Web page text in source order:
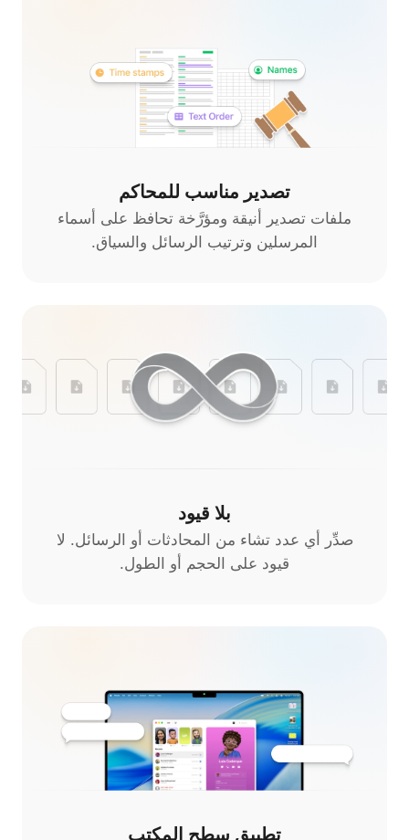
تصدير مناسب للمحاكم
ملفات تصدير أنيقة ومؤرَّخة تحافظ على أسماء
المرسلين وترتيب الرسائل والسياق.
بلا قيود
صدِّر أي عدد تشاء من المحادثات أو الرسائل. لا
قيود على الحجم أو الطول.
تطبيق سطح المكتب